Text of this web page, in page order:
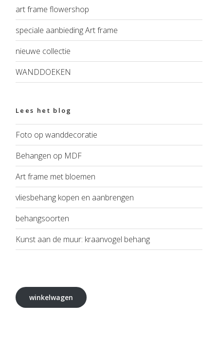
art frame flowershop
speciale aanbieding Art frame
nieuwe collectie
WANDDOEKEN
Lees het blog
Foto op wanddecoratie
Behangen op MDF
Art frame met bloemen
vliesbehang kopen en aanbrengen
behangsoorten
Kunst aan de muur: kraanvogel behang
winkelwagen